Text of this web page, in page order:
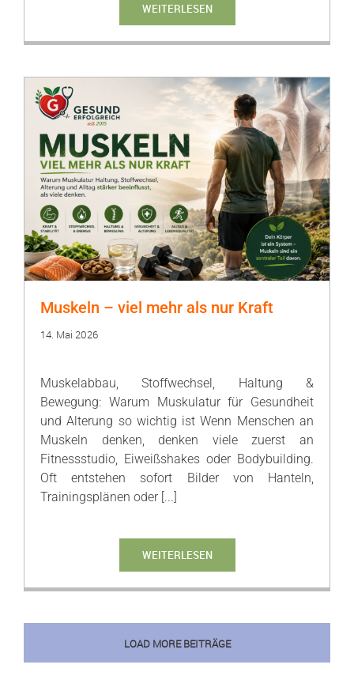
WEITERLESEN
Muskeln – viel mehr als nur Kraft
14. Mai 2026
Muskelabbau, Stoffwechsel, Haltung &
Bewegung: Warum Muskulatur für Gesundheit
und Alterung so wichtig ist Wenn Menschen an
Muskeln denken, denken viele zuerst an
Fitnessstudio, Eiweißshakes oder Bodybuilding.
Oft entstehen sofort Bilder von Hanteln,
Trainingsplänen oder [...]
WEITERLESEN
LOAD MORE BEITRÄGE